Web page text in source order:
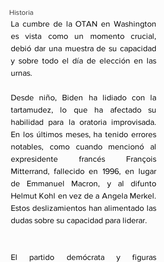
Historia
La cumbre de la OTAN en Washington
es vista como un momento crucial,
debió dar una muestra de su capacidad
y sobre todo el día de elección en las
urnas.
Desde niño, Biden ha lidiado con la
tartamudez, lo que ha afectado su
habilidad para la oratoria improvisada.
En los últimos meses, ha tenido errores
notables, como cuando mencionó al
expresidente francés François
Mitterrand, fallecido en 1996, en lugar
de Emmanuel Macron, y al difunto
Helmut Kohl en vez de a Angela Merkel.
Estos deslizamientos han alimentado las
dudas sobre su capacidad para liderar.
El partido demócrata y figuras